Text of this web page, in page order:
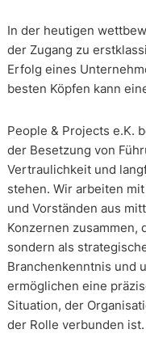
In der heutigen
der Zugang zu
Erfolg eines
besten Köpfen kann
People & Projects e.K.
der Besetzung von
Vertraulichkeit und
stehen. Wir arbeiten
und Vorständen aus
Konzernen zusammen,
sondern als
Branchenkenntnis und
ermöglichen eine
Situation, der
der Rolle verbunden ist.